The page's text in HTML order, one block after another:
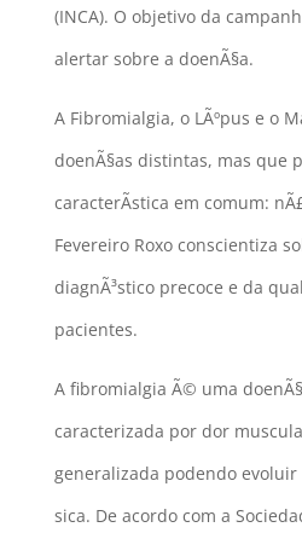
(INCA). O objetivo da
alertar sobre a doenÃ§a.
A Fibromialgia, o LÃºpus e o
doenÃ§as distintas, mas que
caracterÃ­stica em comum:
Fevereiro Roxo conscientiza
diagnÃ³stico precoce e da
pacientes.
A fibromialgia Ã© uma
caracterizada por dor
generalizada podendo
sica. De acordo com a